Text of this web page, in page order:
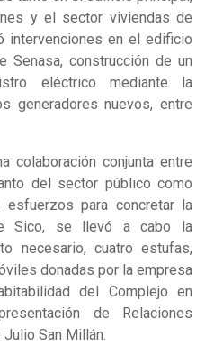
y el sector viviendas de
intervenciones en el edificio
Senasa, construcción de un
eléctrico mediante la
generadores nuevos, entre
colaboración conjunta entre
del sector público como
para concretar la
Sico, se llevó a cabo la
necesario, cuatro estufas,
donadas por la empresa
del Complejo en
de Relaciones
San Millán.